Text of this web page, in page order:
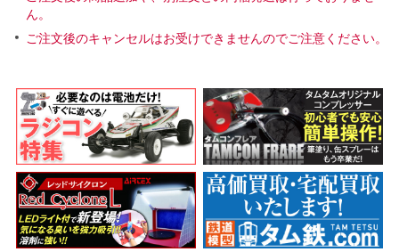
ん。
ご注文後のキャンセルはお受けできませんのでご注意ください。